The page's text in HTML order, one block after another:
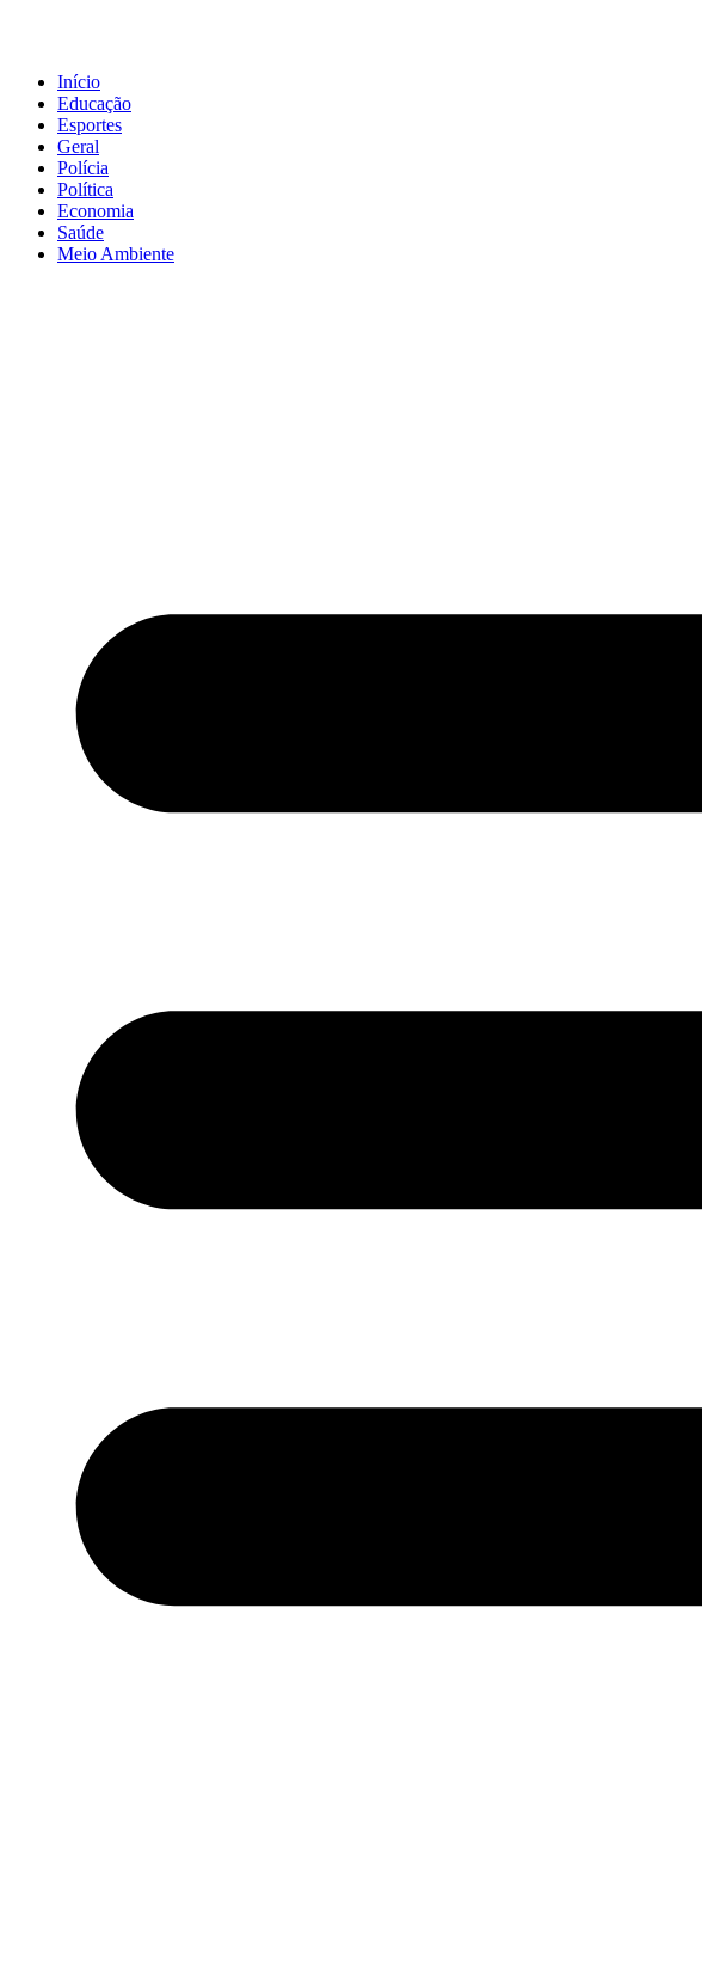
Início
Educação
Esportes
Geral
Polícia
Política
Economia
Saúde
Meio Ambiente